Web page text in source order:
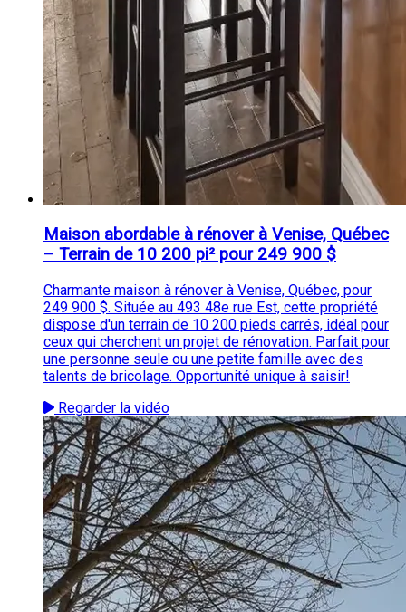
Maison abordable à rénover à Venise, Québec
– Terrain de 10 200 pi² pour 249 900 $
Charmante maison à rénover à Venise, Québec, pour
249 900 $. Située au 493 48e rue Est, cette propriété
dispose d'un terrain de 10 200 pieds carrés, idéal pour
ceux qui cherchent un projet de rénovation. Parfait pour
une personne seule ou une petite famille avec des
talents de bricolage. Opportunité unique à saisir!
Regarder la vidéo